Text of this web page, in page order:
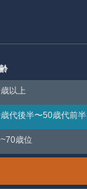
以上
代後半〜50歳代前半
歳位